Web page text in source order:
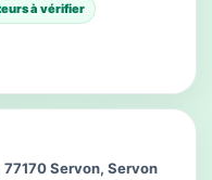
à vérifier
Servon, Servon